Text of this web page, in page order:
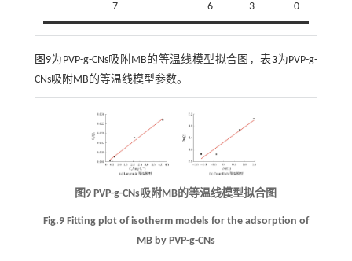
7
6
3
0
图9为PVP-g-CNs吸附MB的等温线模型拟合图，表3为PVP-g-
CNs吸附MB的等温线模型参数。
图9 PVP-g-CNs吸附MB的等温线模型拟合图
Fig.9 Fitting plot of isotherm models for the adsorption of
MB by PVP-g-CNs